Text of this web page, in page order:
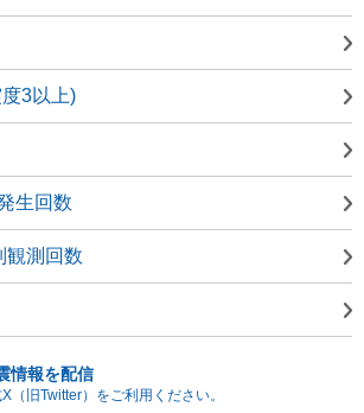
3以上)
生回数
観測回数
情報を配信
（旧Twitter）をご利用ください。